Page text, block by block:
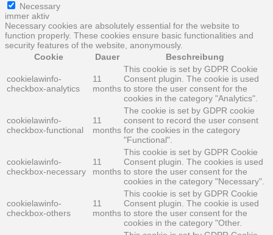
Necessary
immer aktiv
Necessary cookies are absolutely essential for the website to
function properly. These cookies ensure basic functionalities and
security features of the website, anonymously.
Cookie
Dauer Beschreibung
cookielawinfo-
checkbox-analytics
11
months
This cookie is set by GDPR Cookie
Consent plugin. The cookie is used
to store the user consent for the
cookies in the category "Analytics".
cookielawinfo-
checkbox-functional
11
months
The cookie is set by GDPR cookie
consent to record the user consent
for the cookies in the category
"Functional".
cookielawinfo-
checkbox-necessary
11
months
This cookie is set by GDPR Cookie
Consent plugin. The cookies is used
to store the user consent for the
cookies in the category "Necessary".
cookielawinfo-
checkbox-others
11
months
This cookie is set by GDPR Cookie
Consent plugin. The cookie is used
to store the user consent for the
cookies in the category "Other.